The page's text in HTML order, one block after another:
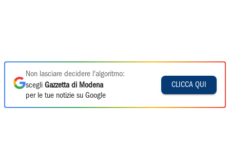
Non lasciare decidere l'algoritmo:
scegli Gazzetta di Modena
per le tue notizie su Google
CLICCA QUI